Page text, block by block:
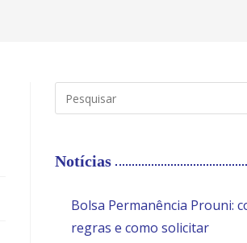
Notícias
Bolsa Permanência Prouni:
regras e como solicitar